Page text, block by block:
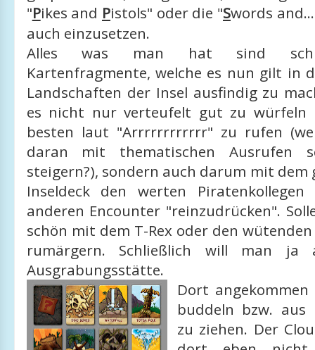
"Pikes and Pistols" oder die "Swords
auch einzusetzen.
Alles was man hat sind
Kartenfragmente, welche es nun gilt in
Landschaften der Insel ausfindig zu
es nicht nur verteufelt gut zu würfeln
besten laut "Arrrrrrrrrrrr" zu rufen
daran mit thematischen Ausrufen
steigern?), sondern auch darum mit
Inseldeck den werten
anderen Encounter "reinzudrücken".
schön mit dem T-Rex oder den
rumärgern. Schließlich will man ja
Ausgrabungsstätte.
Dort
buddeln bzw. aus
zu ziehen. Der